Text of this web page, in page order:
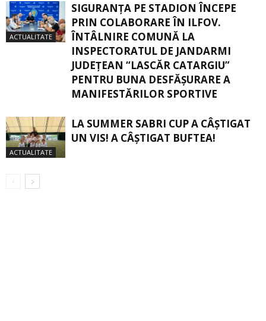
ACTUALITATE
SIGURANŢA PE STADION ÎNCEPE
PRIN COLABORARE ÎN ILFOV.
ÎNTÂLNIRE COMUNĂ LA
INSPECTORATUL DE JANDARMI
JUDEȚEAN “LASCĂR CATARGIU”
PENTRU BUNA DESFĂȘURARE A
MANIFESTĂRILOR SPORTIVE
ACTUALITATE
LA SUMMER SABRI CUP A CÂȘTIGAT
UN VIS! A CÂȘTIGAT BUFTEA!